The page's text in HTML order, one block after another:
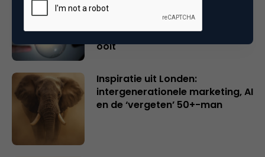
van innovatie en ontsluiter en
verbinder van industrieën
belangrijker en urgenter dan
ooit
Inspiratie uit Londen:
intergenerationele marketing, AI
en de ‘vergeten’ 50+-man